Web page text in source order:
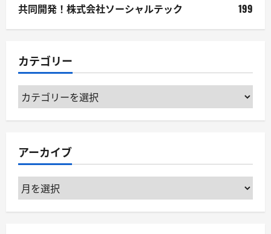
共同開発！株式会社ソーシャルテック
199
カテゴリー
カ
テ
ゴ
ー
アーカイブ
ア
ー
カ